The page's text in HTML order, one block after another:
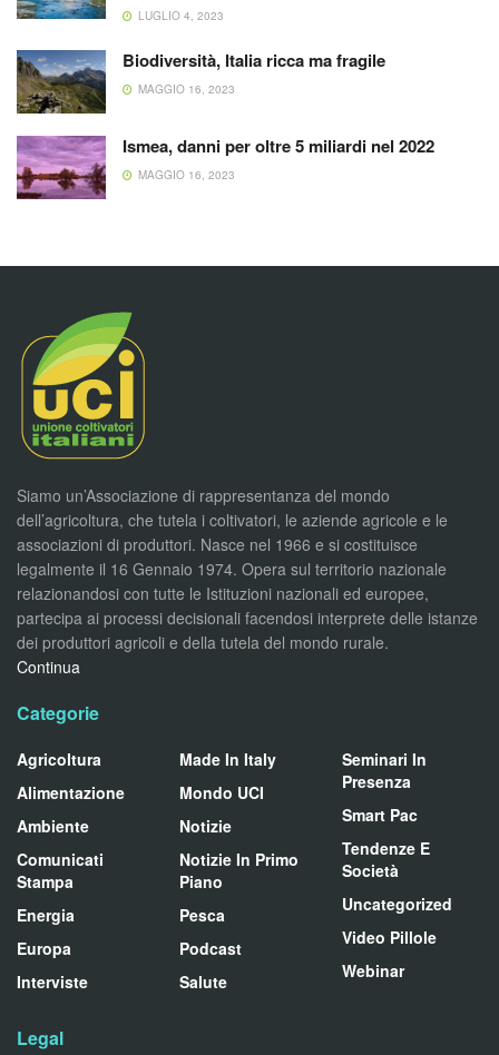
LUGLIO 4, 2023
Biodiversità, Italia ricca ma fragile
MAGGIO 16, 2023
Ismea, danni per oltre 5 miliardi nel 2022
MAGGIO 16, 2023
Siamo un’Associazione di rappresentanza del mondo
dell’agricoltura, che tutela i coltivatori, le aziende agricole e le
associazioni di produttori. Nasce nel 1966 e si costituisce
legalmente il 16 Gennaio 1974. Opera sul territorio nazionale
relazionandosi con tutte le Istituzioni nazionali ed europee,
partecipa ai processi decisionali facendosi interprete delle istanze
dei produttori agricoli e della tutela del mondo rurale.
Continua
Categorie
Agricoltura
Alimentazione
Ambiente
Comunicati
Stampa
Energia
Europa
Interviste
Made In Italy
Mondo UCI
Notizie
Notizie In Primo
Piano
Pesca
Podcast
Salute
Seminari In
Presenza
Smart Pac
Tendenze E
Società
Uncategorized
Video Pillole
Webinar
Legal